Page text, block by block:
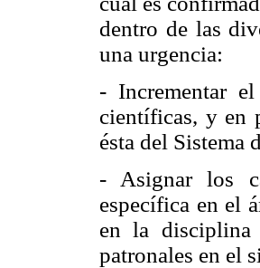
dentro de las
una urgencia:
- Incrementar
científicas, y en
ésta del Sistema
- Asignar los
específica en el
en la disciplina
patronales en el